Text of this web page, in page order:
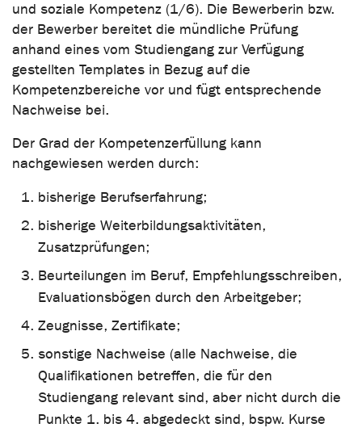
und soziale Kompetenz (1/6). Die Bewerberin bzw.
der Bewerber bereitet die mündliche Prüfung
anhand eines vom Studiengang zur Verfügung
gestellten Templates in Bezug auf die
Kompetenzbereiche vor und fügt entsprechende
Nachweise bei.
Der Grad der Kompetenzerfüllung kann
nachgewiesen werden durch:
bisherige Berufserfahrung;
bisherige Weiterbildungsaktivitäten,
Zusatzprüfungen;
Beurteilungen im Beruf, Empfehlungsschreiben,
Evaluationsbögen durch den Arbeitgeber;
Zeugnisse, Zertifikate;
sonstige Nachweise (alle Nachweise, die
Qualifikationen betreffen, die für den
Studiengang relevant sind, aber nicht durch die
Punkte 1. bis 4. abgedeckt sind, bspw. Kurse